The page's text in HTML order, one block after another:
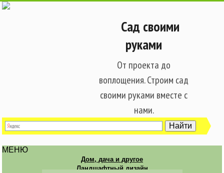
Сад своими
руками
От проекта до
воплощения. Строим сад
своими руками вместе с
нами.
МЕНЮ
Дом, дача и другое
Ландшафтный дизайн